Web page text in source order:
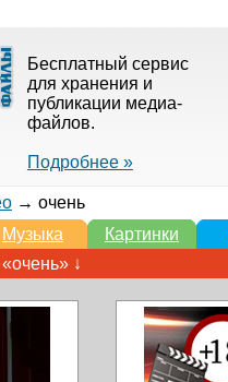
Бесплатный сервис
для хранения и
публикации медиа-
файлов.
Подробнее »
→ очень
Музыка Картинки
↓